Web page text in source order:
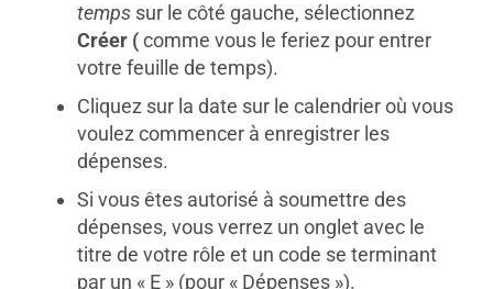
temps sur le côté gauche, sélectionnez
Créer (comme vous le feriez pour entrer
votre feuille de temps).
Cliquez sur la date sur le calendrier où vous
voulez commencer à enregistrer les
dépenses.
Si vous êtes autorisé à soumettre des
dépenses, vous verrez un onglet avec le
titre de votre rôle et un code se terminant
par un « E » (pour « Dépenses »).